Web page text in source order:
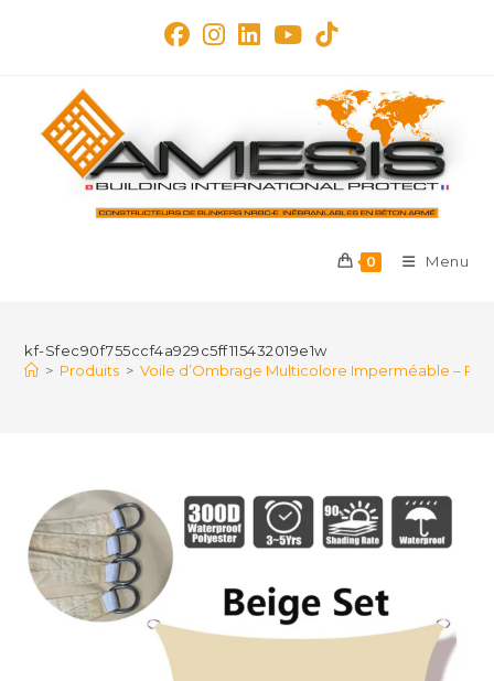
0 Menu
kf-Sfec90f755ccf4a929c5ff115432019e1w
> Produits > Voile d’Ombrage Multicolore Imperméable –